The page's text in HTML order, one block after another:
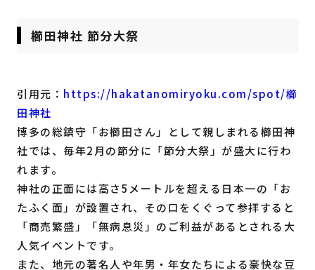
櫛田神社 節分大祭
引用元： https://hakatanomiryoku.com/spot/櫛
田神社
博多の総鎮守「お櫛田さん」として親しまれる櫛田神
社では、毎年2月の節分に「節分大祭」が盛大に行わ
れます。
神社の正面には高さ5メートルを超える日本一の「お
たふく面」が設置され、その口をくぐって参拝すると
「商売繁盛」「無病息災」のご利益があるとされる大
人気イベントです。
また、地元の著名人や年男・年女たちによる豪快な豆